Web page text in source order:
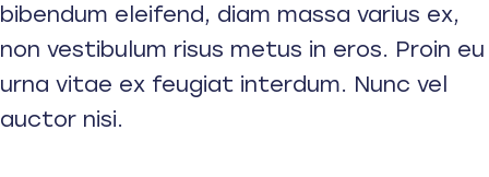
bibendum eleifend, diam massa varius ex,
non vestibulum risus metus in eros. Proin eu
urna vitae ex feugiat interdum. Nunc vel
auctor nisi.